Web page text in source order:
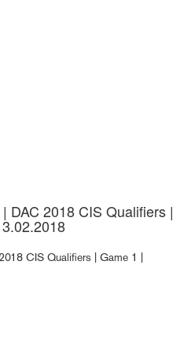
DAC 2018 CIS Qualifiers |
CIS Qualifiers | Game 1 |